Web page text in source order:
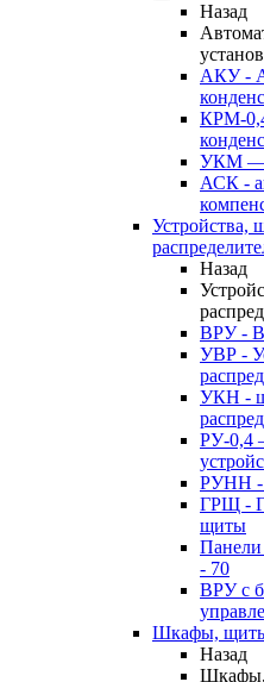
Назад
АКУ -
КРМ-
УКМ —
АСК -
Устройства,
Назад
ВРУ -
УВР -
УКН -
РУ-0,4
РУНН -
ГРЩ -
щиты
- 70
ВРУ с
Шкафы, щиты
Назад
Шкафы,